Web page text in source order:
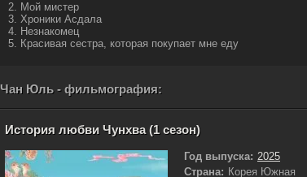
2. Мой мистер
3. Хроники Асдала
4. Незнакомец
5. Красивая сестра, которая покупает мне еду
Чан Юль - фильмография:
История любви Чунхва (1 сезон)
Год выпуска: 2025
Страна: Корея Южная